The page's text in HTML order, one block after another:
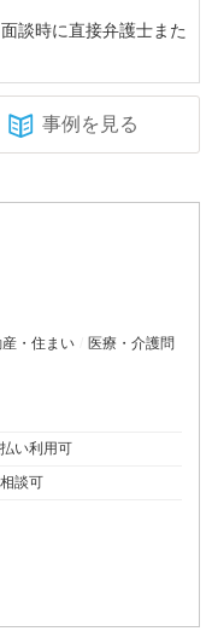
談時に直接弁護士また
事例を見る
・住まい
医療・介護問
い利用可
談可